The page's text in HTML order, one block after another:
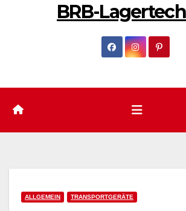
BRB-
ALLGEMEIN TRANSPORTGERÄTE